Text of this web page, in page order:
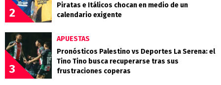
2
Piratas e Itálicos chocan en medio de un
calendario exigente
3
APUESTAS
Pronósticos Palestino vs Deportes La Serena: el
Tino Tino busca recuperarse tras sus
frustraciones coperas